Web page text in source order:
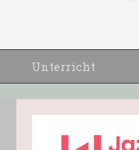
Unterricht